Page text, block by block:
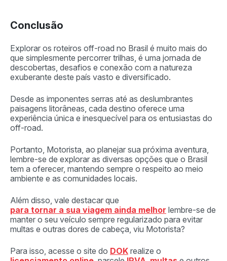
Conclusão
Explorar os roteiros off-road no Brasil é muito mais do
que simplesmente percorrer trilhas, é uma jornada de
descobertas, desafios e conexão com a natureza
exuberante deste país vasto e diversificado.
Desde as imponentes serras até as deslumbrantes
paisagens litorâneas, cada destino oferece uma
experiência única e inesquecível para os entusiastas do
off-road.
Portanto, Motorista, ao planejar sua próxima aventura,
lembre-se de explorar as diversas opções que o Brasil
tem a oferecer, mantendo sempre o respeito ao meio
ambiente e as comunidades locais.
Além disso, vale destacar que
para tornar a sua viagem ainda melhor lembre-se de
manter o seu veículo sempre regularizado para evitar
multas e outras dores de cabeça, viu Motorista?
Para isso, acesse o site do DOK realize o